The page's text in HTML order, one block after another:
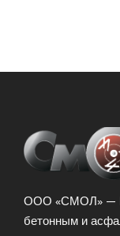
ООО «СМОЛ» —
бетонным и